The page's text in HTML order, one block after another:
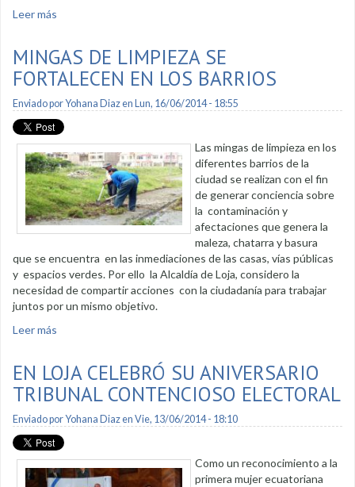
Leer más
MINGAS DE LIMPIEZA SE
FORTALECEN EN LOS BARRIOS
Enviado porYohana Diazen Lun, 16/06/2014 - 18:55
Las mingas de limpieza en los
diferentes barrios de la
ciudad se realizan con el fin
de generar conciencia sobre
la contaminación y
afectaciones que genera la
maleza, chatarra y basura
que se encuentra en las inmediaciones de las casas, vías públicas
y espacios verdes. Por ello la Alcaldía de Loja, considero la
necesidad de compartir acciones con la ciudadanía para trabajar
juntos por un mismo objetivo.
Leer más
EN LOJA CELEBRÓ SU ANIVERSARIO
TRIBUNAL CONTENCIOSO ELECTORAL
Enviado porYohana Diazen Vie, 13/06/2014 - 18:10
Como un reconocimiento a la
primera mujer ecuatoriana